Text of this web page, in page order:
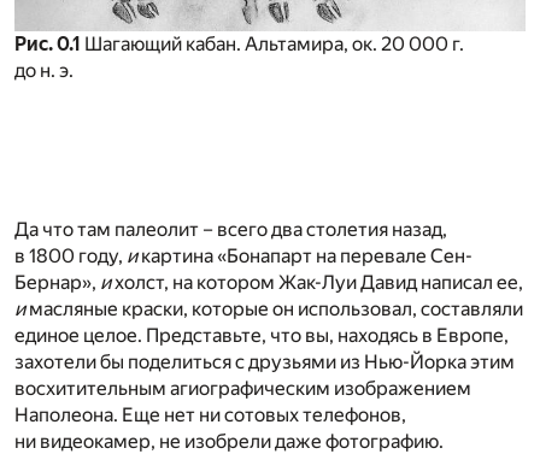
Рис. 0.1 Шагающий кабан. Альтамира, ок. 20 000 г.
до н. э.
Да что там палеолит – всего два столетия назад,
в 1800 году, икартина «Бонапарт на перевале Сен-
Бернар», ихолст, на котором Жак-Луи Давид написал ее,
имасляные краски, которые он использовал, составляли
единое целое. Представьте, что вы, находясь в Европе,
захотели бы поделиться с друзьями из Нью-Йорка этим
восхитительным агиографическим изображением
Наполеона. Еще нет ни сотовых телефонов,
ни видеокамер, не изобрели даже фотографию.